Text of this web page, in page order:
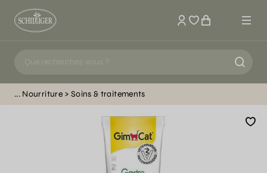
Mon compte
Nourriture Soins & traitements